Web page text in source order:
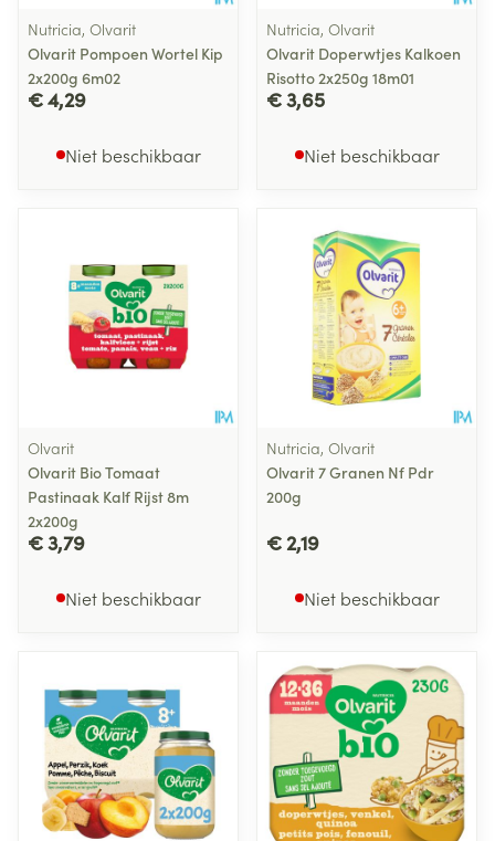
Nutricia, Olvarit
Olvarit Pompoen Wortel Kip
2x200g 6m02
€ 4,29
Niet beschikbaar
Nutricia, Olvarit
Olvarit Doperwtjes Kalkoen
Risotto 2x250g 18m01
€ 3,65
Niet beschikbaar
Olvarit
Olvarit Bio Tomaat
Pastinaak Kalf Rijst 8m
2x200g
€ 3,79
Niet beschikbaar
Nutricia, Olvarit
Olvarit 7 Granen Nf Pdr
200g
€ 2,19
Niet beschikbaar